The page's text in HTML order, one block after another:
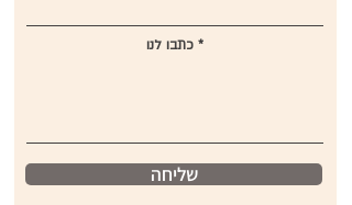
כתבו לנו
שליחה